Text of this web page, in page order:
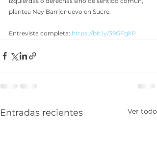
plantea Ney Barrionuevo en Sucre.
Entrevista completa: https://bit.ly/39GFgXP
Entradas recientes Ver todo